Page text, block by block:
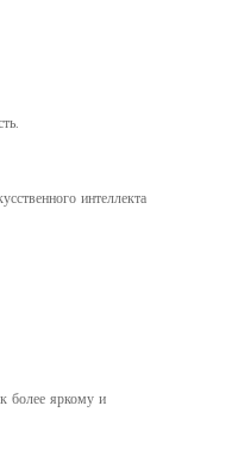
интеллекта
более яркому и